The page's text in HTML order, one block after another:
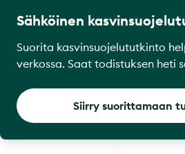
Sähköinen
Suorita kasvinsuojelututkinto
verkossa. Saat todistuksen heti
Siirry suorittamaan